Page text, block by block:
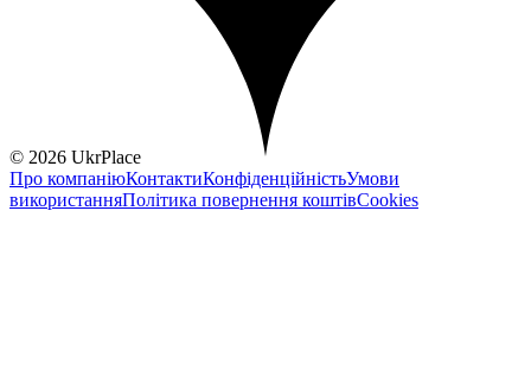
© 2026 UkrPlace
Про компаніюКонтактиКонфіденційністьУмови
використанняПолітика повернення коштівCookies